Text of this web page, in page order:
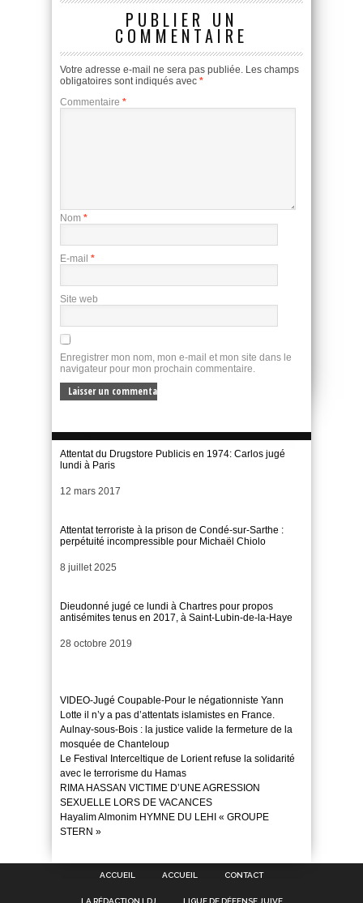
PUBLIER UN
COMMENTAIRE
Votre adresse e-mail ne sera pas publiée. Les champs
obligatoires sont indiqués avec *
Commentaire *
Nom *
E-mail *
Site web
Enregistrer mon nom, mon e-mail et mon site dans le
navigateur pour mon prochain commentaire.
Attentat du Drugstore Publicis en 1974: Carlos jugé
lundi à Paris
Date
12 mars 2017
Attentat terroriste à la prison de Condé-sur-Sarthe :
perpétuité incompressible pour Michaël Chiolo
Date
8 juillet 2025
Dieudonné jugé ce lundi à Chartres pour propos
antisémites tenus en 2017, à Saint-Lubin-de-la-Haye
Date
28 octobre 2019
VIDEO-Jugé Coupable-Pour le négationniste Yann
Lotte il n’y a pas d’attentats islamistes en France.
Aulnay-sous-Bois : la justice valide la fermeture de la
mosquée de Chanteloup
Le Festival Interceltique de Lorient refuse la solidarité
avec le terrorisme du Hamas
RIMA HASSAN VICTIME D’UNE AGRESSION
SEXUELLE LORS DE VACANCES
Hayalim Almonim HYMNE DU LEHI « GROUPE
STERN »
ACCUEIL ACCUEIL CONTACT
LA RÉDACTION LDJ LIGUE DE DÉFENSE JUIVE